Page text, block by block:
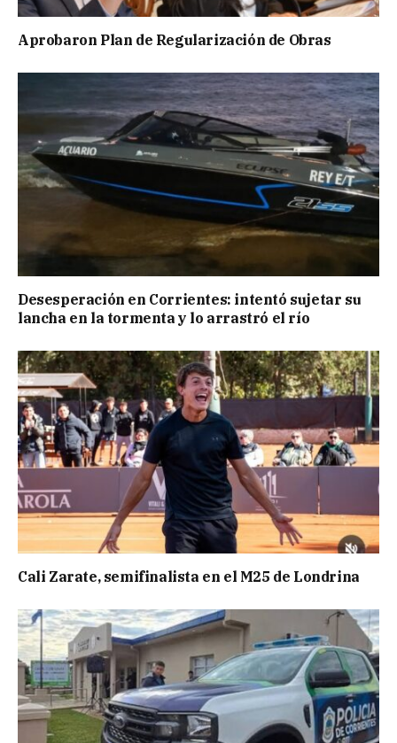
Aprobaron Plan de Regularización de Obras
Desesperación en Corrientes: intentó sujetar su
lancha en la tormenta y lo arrastró el río
Cali Zarate, semifinalista en el M25 de Londrina